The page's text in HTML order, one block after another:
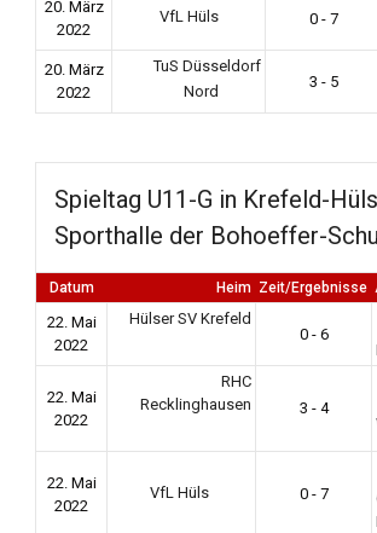
20. März
2022
VfL Hüls 0 - 7
20. März
2022
TuS Düsseldorf
Nord
3 - 5
Spieltag U11-G in Krefeld-
Sporthalle der Bohoeffer-
Datum Heim Zeit/Ergebnisse
22. Mai
2022
Hülser SV Krefeld
0 - 6
22. Mai
2022
RHC
Recklinghausen
3 - 4
22. Mai
2022
VfL Hüls 0 - 7